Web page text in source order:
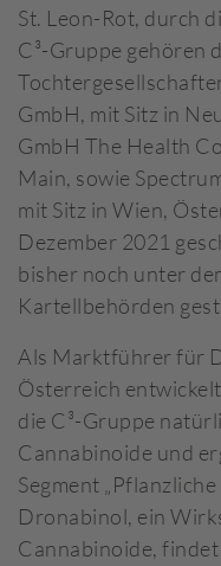
St. Leon-Rot, durch
C³-Gruppe gehören
GmbH, mit Sitz in
GmbH The Health
Main, sowie
mit Sitz in Wien,
Dezember 2021
bisher noch unter
Kartellbehörden
Als Marktführer für
Österreich
die C³-Gruppe
Cannabinoide und
Segment
Dronabinol, ein
Cannabinoide,